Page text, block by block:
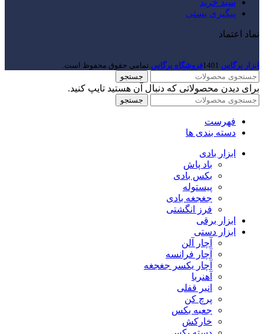
پیگیری پستی
نماد اعتماد
ابزار پرگاس 1401فروشگاه پرگاس .تمامی حقوق محفوظ است.
جستجو
برای دیدن محصولاتی که دنبال آن هستید تایپ کنید.
جستجو
فهرست
دسته بندی ها
ابزار بادی
باد پاش
بکس بادی
پیستوله
جغجغه بادی
فرز انگشتی
ابزار برقی
ابزار دستی
آچار آلن
آچار فرانسه
آچار یکسر جغجغه
آهنربا
انبر قفلی
پرچ کن
جعبه بکس
خارکش